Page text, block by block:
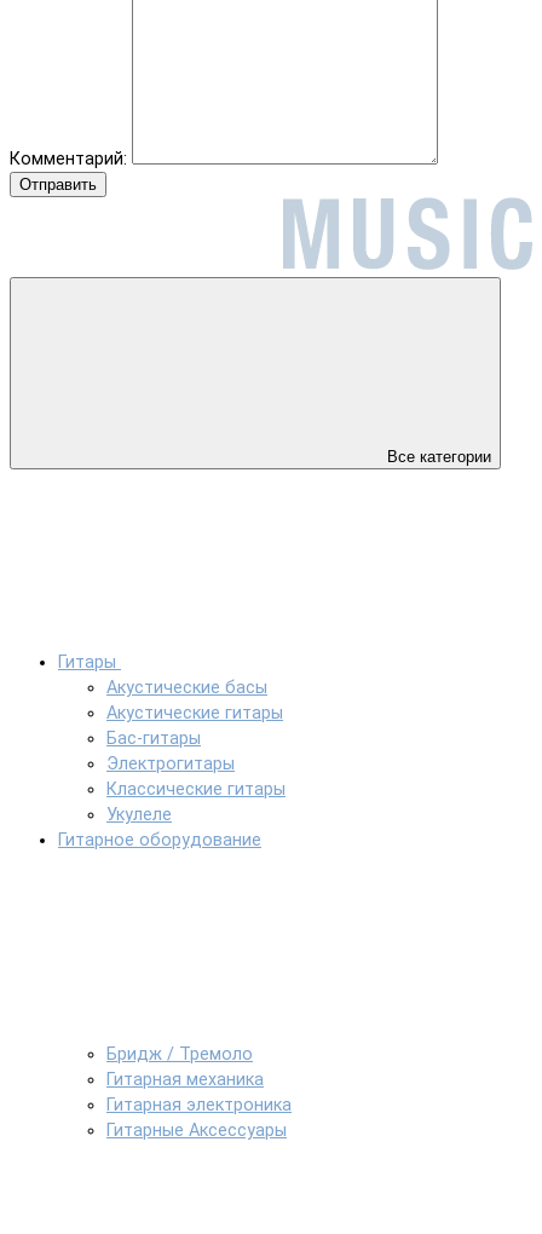
Комментарий:
Отправить
Все категории
Гитары
Акустические басы
Акустические гитары
Бас-гитары
Электрогитары
Классические гитары
Укулеле
Гитарное оборудование
Бридж / Тремоло
Гитарная механика
Гитарная электроника
Гитарные Аксессуары